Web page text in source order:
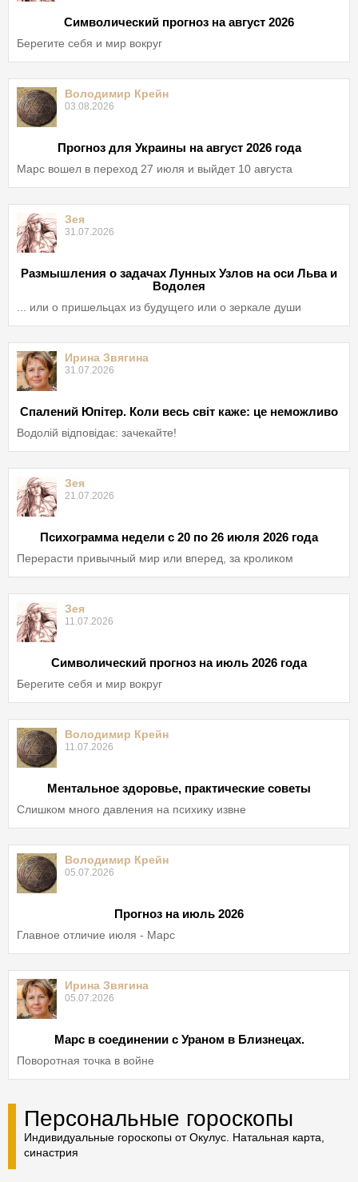
Символический прогноз на август 2026
Берегите себя и мир вокруг
Володимир Крейн
03.08.2026
Прогноз для Украины на август 2026 года
Марс вошел в переход 27 июля и выйдет 10 августа
Зея
31.07.2026
Размышления о задачах Лунных Узлов на оси Льва и
Водолея
... или о пришельцах из будущего или о зеркале души
Ирина Звягина
31.07.2026
Спалений Юпітер. Коли весь світ каже: це неможливо
Водолій відповідає: зачекайте!
Зея
21.07.2026
Психограмма недели с 20 по 26 июля 2026 года
Перерасти привычный мир или вперед, за кроликом
Зея
11.07.2026
Символический прогноз на июль 2026 года
Берегите себя и мир вокруг
Володимир Крейн
11.07.2026
Ментальное здоровье, практические советы
Слишком много давления на психику извне
Володимир Крейн
05.07.2026
Прогноз на июль 2026
Главное отличие июля - Марс
Ирина Звягина
05.07.2026
Марс в соединении с Ураном в Близнецах.
Поворотная точка в войне
Персональные гороскопы
Индивидуальные гороскопы от Окулус. Натальная карта,
синастрия